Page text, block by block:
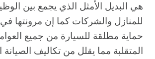
هي البديل الأمثل الذي يجمع بين
للمنازل والشركات كما إن مرونتها
حماية مطلقة للسيارة من جميع
المتقلبة مما يقلل من تكاليف